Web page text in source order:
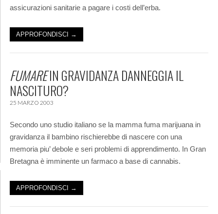
assicurazioni sanitarie a pagare i costi dell’erba.
APPROFONDISCI →
FUMAREIN GRAVIDANZA DANNEGGIA IL
NASCITURO?
25 MARZO 2003
Secondo uno studio italiano se la mamma fuma marijuana in
gravidanza il bambino rischierebbe di nascere con una
memoria piu’ debole e seri problemi di apprendimento. In Gran
Bretagna è imminente un farmaco a base di cannabis.
APPROFONDISCI →